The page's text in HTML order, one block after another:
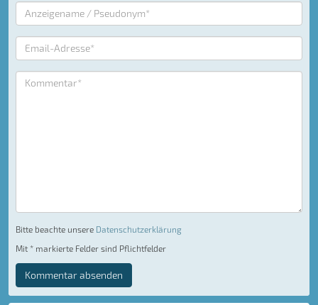
Bitte beachte unsere Datenschutzerklärung
Mit * markierte Felder sind Pflichtfelder
Kommentar absenden